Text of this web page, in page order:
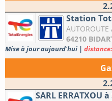
Station
AUTOROUTE
64210
Mise à jour aujourd'hui |
SARL ERRATXOU